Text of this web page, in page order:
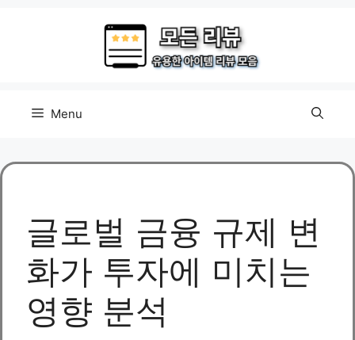
Menu
글로벌 금융 규제 변
화가 투자에 미치는
영향 분석